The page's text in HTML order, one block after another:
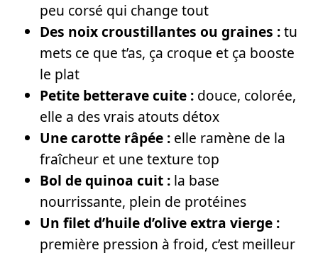
peu corsé qui change tout
Des noix croustillantes ou graines :tu
mets ce que t’as, ça croque et ça booste
le plat
Petite betterave cuite : douce, colorée,
elle a des vrais atouts détox
Une carotte râpée : elle ramène de la
fraîcheur et une texture top
Bol de quinoa cuit : la base
nourrissante, plein de protéines
Un filet d’huile d’olive extra vierge :
première pression à froid, c’est meilleur